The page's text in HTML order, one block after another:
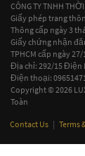
CÔNG TY TNHH
Giấy phép trang
Thông cấp ngày 3
Giấy chứng nhận
TPHCM cấp ngày
Địa chỉ: 292/15 Điện
Điện thoại:
Copyright © 2026
Toàn
Contact Us | Terms